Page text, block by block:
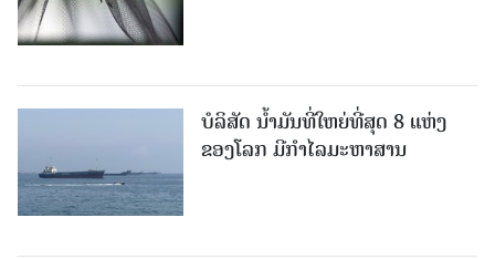
ບໍລິສັດ ນ້ຳມັນທີ່ໃຫຍ່ທີ່ສຸດ 8 ແຫ່ງ
ຂອງໂລກ ມີກຳໄລມະຫາສານ